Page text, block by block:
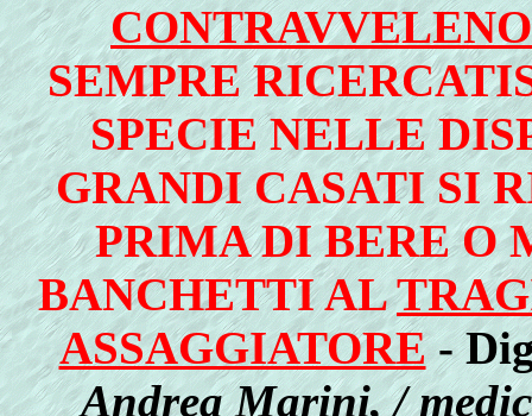
CONTRAVVELENO
SEMPRE
SPECIE NELLE
GRANDI CASATI SI
PRIMA DI BERE O
BANCHETTI AL
ASSAGGIATORE -
Andrea Marini, /